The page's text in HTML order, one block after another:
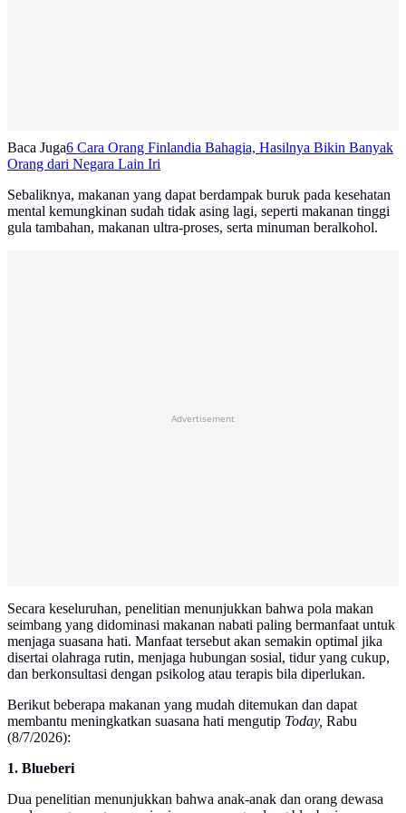
Baca Juga6 Cara Orang Finlandia Bahagia, Hasilnya Bikin Banyak
Orang dari Negara Lain Iri
Sebaliknya, makanan yang dapat berdampak buruk pada kesehatan
mental kemungkinan sudah tidak asing lagi, seperti makanan tinggi
gula tambahan, makanan ultra-proses, serta minuman beralkohol.
Advertisement
Secara keseluruhan, penelitian menunjukkan bahwa pola makan
seimbang yang didominasi makanan nabati paling bermanfaat untuk
menjaga suasana hati. Manfaat tersebut akan semakin optimal jika
disertai olahraga rutin, menjaga hubungan sosial, tidur yang cukup,
dan berkonsultasi dengan psikolog atau terapis bila diperlukan.
Berikut beberapa makanan yang mudah ditemukan dan dapat
membantu meningkatkan suasana hati mengutip Today, Rabu
(8/7/2026):
1. Blueberi
Dua penelitian menunjukkan bahwa anak-anak dan orang dewasa